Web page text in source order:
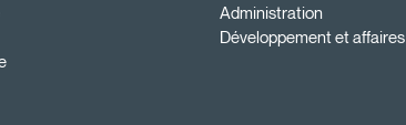
Administration
Développement et affaires